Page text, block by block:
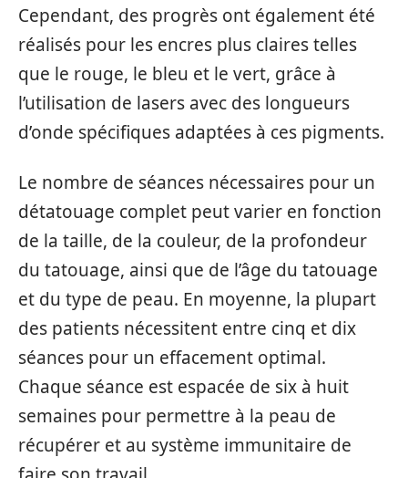
Cependant, des progrès ont également été
réalisés pour les encres plus claires telles
que le rouge, le bleu et le vert, grâce à
l’utilisation de lasers avec des longueurs
d’onde spécifiques adaptées à ces pigments.
Le nombre de séances nécessaires pour un
détatouage complet peut varier en fonction
de la taille, de la couleur, de la profondeur
du tatouage, ainsi que de l’âge du tatouage
et du type de peau. En moyenne, la plupart
des patients nécessitent entre cinq et dix
séances pour un effacement optimal.
Chaque séance est espacée de six à huit
semaines pour permettre à la peau de
récupérer et au système immunitaire de